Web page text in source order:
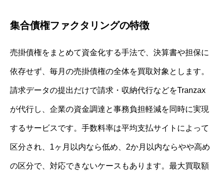
集合債権ファクタリングの特徴
売掛債権をまとめて資金化する手法で、決算書や担保に
依存せず、毎月の売掛債権の全体を買取対象とします。
請求データの提出だけで請求・収納代行などをTranzax
が代行し、企業の資金調達と事務負担軽減を同時に実現
するサービスです。手数料率は平均支払サイトによって
区分され、1ヶ月以内なら低め、2か月以内ならやや高め
の区分で、対応できないケースもあります。最大買取額